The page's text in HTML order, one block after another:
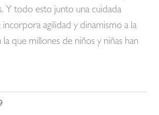
Y todo esto junto una cuidada
agilidad y dinamismo a la
que millones de niños y niñas han